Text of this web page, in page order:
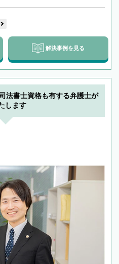
解決事例を見る
法書士資格も有する弁護士が
します